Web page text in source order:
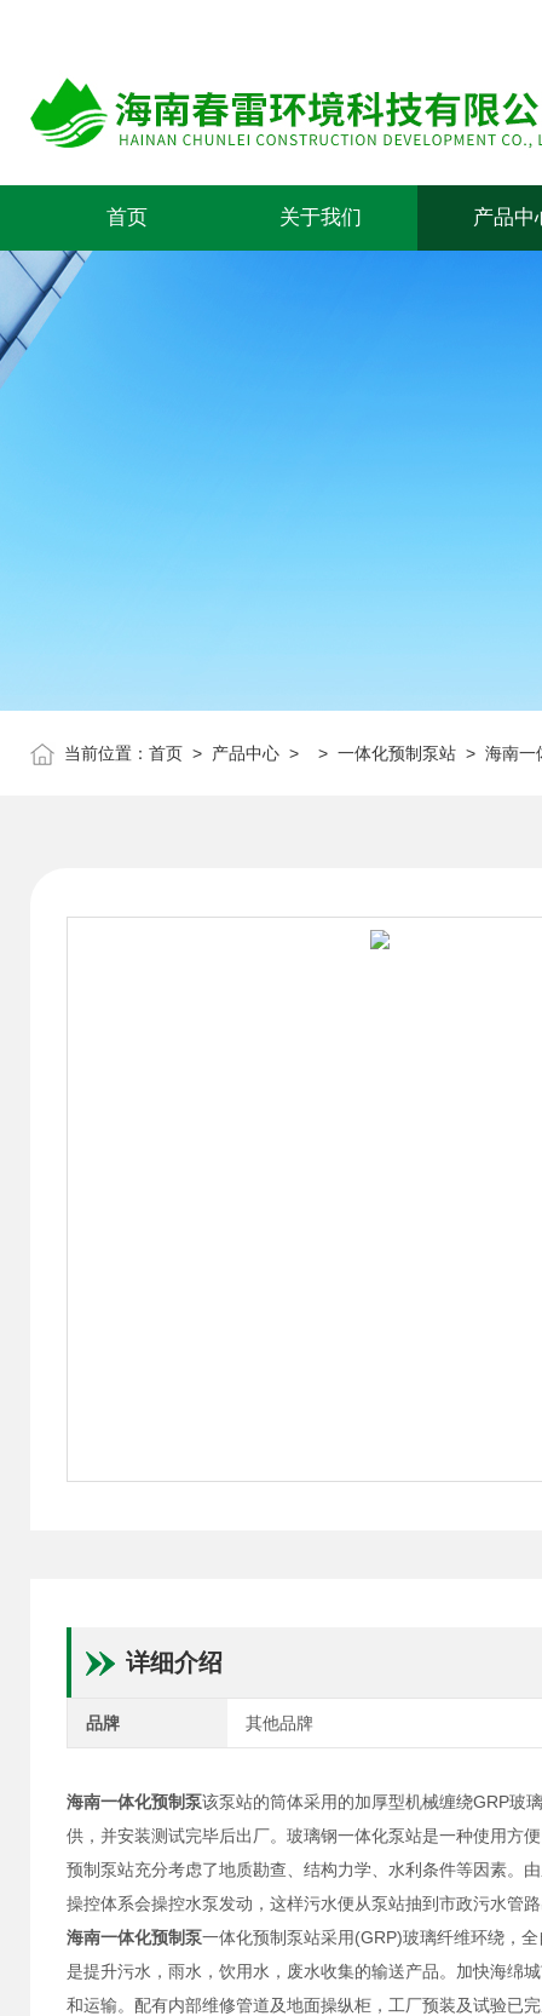
首页 关于我们 产品中
当前位置： 首页 > 产品中心 > > 一体化预制泵站 > 海南一
详细介绍
品牌 其他品牌
海南一体化预制泵该泵站的筒体采用的加厚型机械缠绕GRP玻
供，并安装测试完毕后出厂。玻璃钢一体化泵站是一种使用方
预制泵站充分考虑了地质勘查、结构力学、水利条件等因素。
操控体系会操控水泵发动，这样污水便从泵站抽到市政污水管
海南一体化预制泵一体化预制泵站采用(GRP)玻璃纤维环绕，
是提升污水，雨水，饮用水，废水收集的输送产品。加快海绵
和运输。配有内部维修管道及地面操纵柜，工厂预装及试验已